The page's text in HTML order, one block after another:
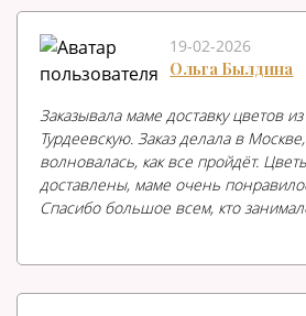
19-02-2026
Ольга Былдина
Заказывала маме доставку цветов
Турдеевскую. Заказ делала в
волновалась, как все пройдёт.
доставлены, маме очень
Спасибо большое всем, кто